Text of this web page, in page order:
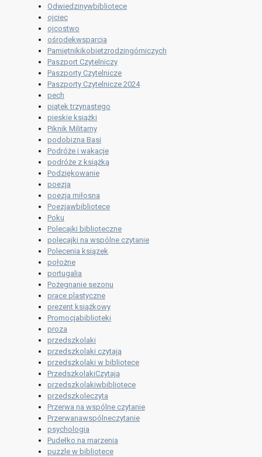
Odwiedzinywbibliotece
ojciec
ojcostwo
ośrodekwsparcia
Pamiętnikikobietzrodzingórniczych
Paszport Czytelniczy
Paszporty Czytelnicze
Paszporty Czytelnicze 2024
pech
piątek trzynastego
pieskie książki
Piknik Militarny
podobizna Basi
Podróże i wakacje
podróże z książką
Podziękowanie
poezja
poezja miłosna
Poezjawbibliotece
Poku
Polecajki biblioteczne
polecajki na wspólne czytanie
Polecenia ksiązek
położne
portugalia
Pożegnanie sezonu
prace plastyczne
prezent książkowy
Promocjabiblioteki
proza
przedszkolaki
przedszkolaki czytają
przedszkolaki w bibliotece
PrzedszkolakiCzytają
przedszkolakiwbibliotece
przedszkoleczyta
Przerwa na wspólne czytanie
Przerwanawspólneczytanie
psychologia
Pudełko na marzenia
puzzle w bibliotece